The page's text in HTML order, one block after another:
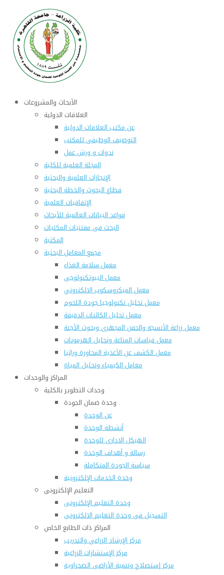
الأبحاث والمشروعات
العلاقات الدولية
عن مكتب العلاقات الدولية
التوصيف الوظيفى للمكتب
ندوات و ورش عمل
المجلة العلمية للكلية
الإنجازات العلمية والبحثية
قطاع البحوث والخطة البحثية
الإتفاقيات العلمية
قواعد البيانات العالمية للأبحاث
البحث فى مقتنيات المكتبات
المكتبة
مجمع المعامل البحثية
معمل سلامة الغذاء
معمل البيوتكنولوجى
معمل الميكروسكوب الالكتروني
معمل تحليل تكنولوجيا جودة اللحوم
معمل تحليل الكائنات الدقيقة
معمل زراعة الأنسجة والحقن المجهرى وبحوث الأجنة
معمل قياسات المناعة وتحليل الهرمونات
معمل الكشف عن الأغذية المحاورة وراثيا
معامل الكيمياء وتحليل المياة
المراكز والوحدات
وحدات التطوير بالكلية
وحدة ضمان الجودة
عن الوحدة
أنشطة الوحدة
الهيكل الادارى للوحدة
رسالة و أهداف الوحدة
سياسة الجودة المتكاملة
وحدة الخدمات الإلكترونية
التعليم الإلكترونى
وحدة التعليم الإلكترونى
التسجيل فى وحدة التعليم الالكترونى
المراكز ذات الطابع الخاص
مركز الإرشاد الزراعي والتدريب
مركز الإستشارات الزراعية
مركز إستصلاح وتنمية الأراضى الصحراوية